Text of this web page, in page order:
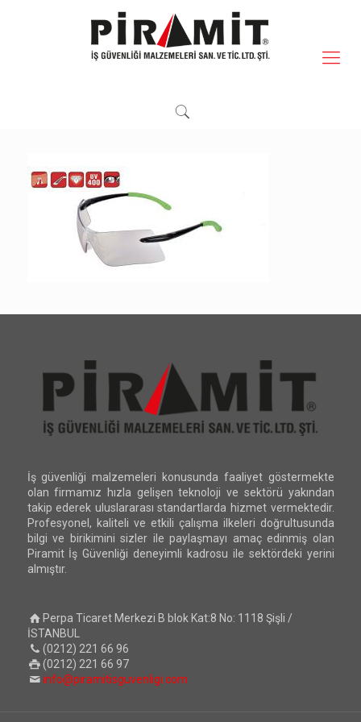
İş güvenliği malzemeleri konusunda faaliyet göstermekte
olan firmamız hızla gelişen teknoloji ve sektörü yakından
takip ederek uluslararası standartlarda hizmet vermektedir.
Profesyonel, kaliteli ve etkili çalışma ilkeleri doğrultusunda
bilgi ve birikimini sizler ile paylaşmayı amaç edinmiş olan
Piramit İş Güvenliği deneyimli kadrosu ile sektördeki yerini
almıştır.
Perpa Ticaret Merkezi B blok Kat:8 No: 1118 Şişli /
İSTANBUL
(0212) 221 66 96
(0212) 221 66 97
info@piramitisguvenligi.com